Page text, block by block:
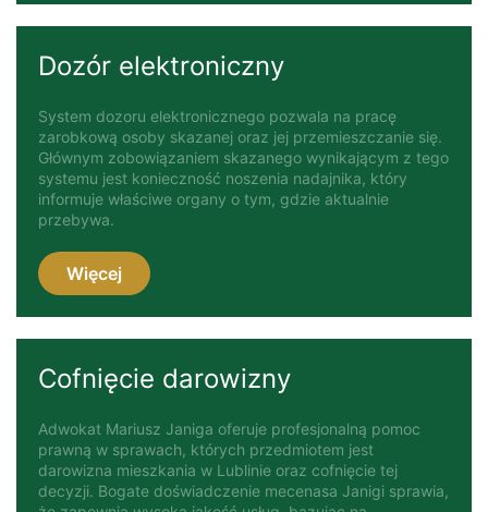
Dozór elektroniczny
System dozoru elektronicznego pozwala na pracę
zarobkową osoby skazanej oraz jej przemieszczanie się.
Głównym zobowiązaniem skazanego wynikającym z tego
systemu jest konieczność noszenia nadajnika, który
informuje właściwe organy o tym, gdzie aktualnie
przebywa.
Więcej
Cofnięcie darowizny
Adwokat Mariusz Janiga oferuje profesjonalną pomoc
prawną w sprawach, których przedmiotem jest
darowizna mieszkania w Lublinie oraz cofnięcie tej
decyzji. Bogate doświadczenie mecenasa Janigi sprawia,